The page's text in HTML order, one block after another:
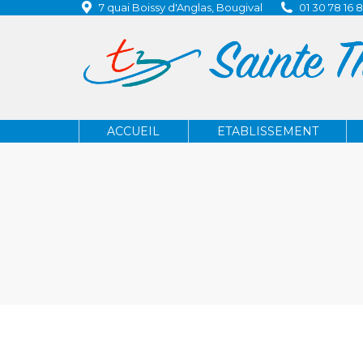
7 quai Boissy d'Anglas, Bougival 01 30 78 16
ACCUEIL ETABLISSEMENT